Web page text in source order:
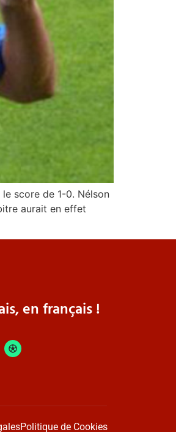
score de 1-0. Nélson
aurait en effet
en français !
Politique de Cookies